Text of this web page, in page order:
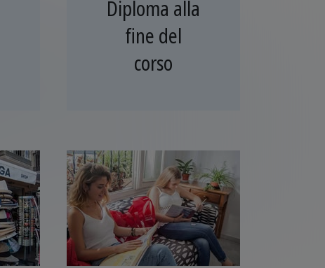
Diploma alla
fine del
corso